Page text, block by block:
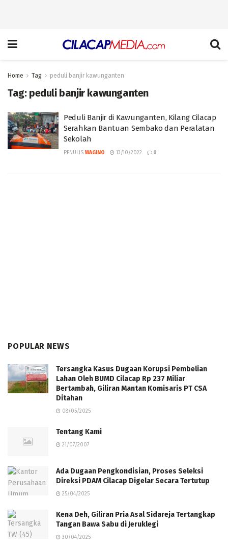
Home Tag peduli banjir kawunganten
Tag: peduli banjir kawunganten
Peduli Banjir di Kawunganten, Kilang Cilacap
Serahkan Bantuan Sembako dan Peralatan
Sekolah
PENULIS WAGINO 13/10/2022 0
POPULAR NEWS
Tersangka Kasus Dugaan Korupsi Pembelian
Lahan Oleh BUMD Cilacap Rp 237 Miliar
Bertambah, Giliran Mantan Komisaris PT CSA
Ditahan
08/05/2025
Tentang Kami
21/07/2007
Ada Dugaan Pengkondisian, Proses Seleksi
Direksi PDAM Cilacap Digelar Secara Tertutup
25/04/2025
Kena Deh, Giliran Pria Asal Sidareja Tertangkap
Tangan Bawa Sabu di Jeruklegi
30/04/2025